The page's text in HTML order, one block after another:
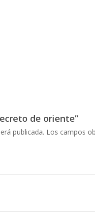
de oriente”
publicada. Los campos